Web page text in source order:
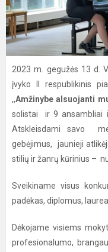
2023 m. gegužės 13 d.
įvyko II respublikinis
,,Amžinybe alsuojanti
solistai ir 9 ansambliai
Atskleisdami savo
gebėjimus, jaunieji
stilių ir žanrų kūrinius –
Sveikiname visus
padėkas, diplomus,
Dėkojame visiems
profesionalumo,